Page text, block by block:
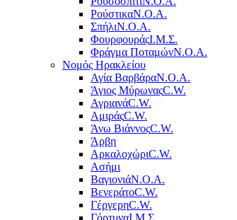
ΡούστικαΝ.Ο.Α.
ΣπήλιΝ.Ο.Α.
ΦουρφουράςΙ.Μ.Σ.
Φράγμα ΠοταμώνΝ.Ο.Α.
Νομός Ηρακλείου
Αγία ΒαρβάραΝ.Ο.Α.
Άγιος ΜύρωναςC.W.
ΑγριανάC.W.
ΑμιράςC.W.
Άνω ΒιάννοςC.W.
Άρβη
ΑρκαλοχώριC.W.
Ασήμι
ΒαγιονιάΝ.Ο.Α.
ΒενεράτοC.W.
ΓέργερηC.W.
ΓόρτυναΙ.Μ.Σ.